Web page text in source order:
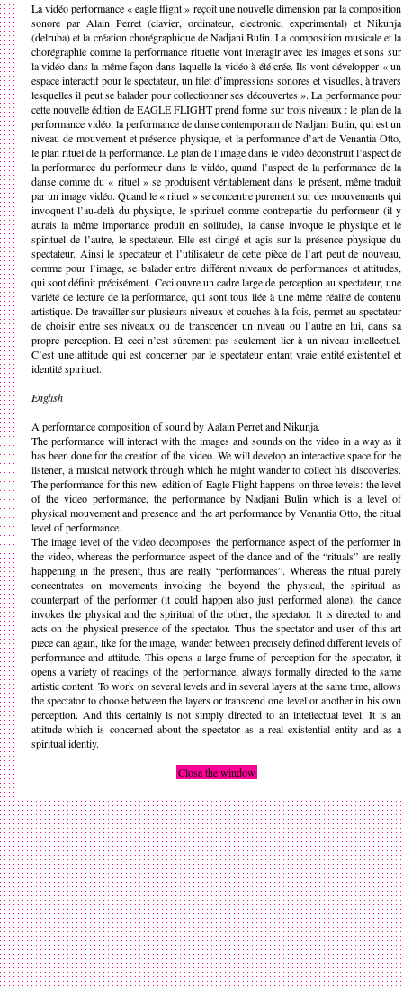
La vidéo performance « eagle flight » reçoit une nouvelle dimension par la composition
sonore par Alain Perret (clavier, ordinateur, electronic, experimental) et Nikunja
(delruba) et la création chorégraphique de Nadjani Bulin. La composition musicale et la
chorégraphie comme la performance rituelle vont interagir avec les images et sons sur
la vidéo dans la même façon dans laquelle la vidéo à été crée. Ils vont développer « un
espace interactif pour le spectateur, un filet d’impressions sonores et visuelles, à travers
lesquelles il peut se balader pour collectionner ses découvertes ». La performance pour
cette nouvelle édition de EAGLE FLIGHT prend forme sur trois niveaux : le plan de la
performance vidéo, la performance de danse contemporain de Nadjani Bulin, qui est un
niveau de mouvement et présence physique, et la performance d’art de Venantia Otto,
le plan rituel de la performance. Le plan de l’image dans le vidéo déconstruit l’aspect de
la performance du performeur dans le vidéo, quand l’aspect de la performance de la
danse comme du « rituel » se produisent véritablement dans le présent, même traduit
par un image vidéo. Quand le « rituel » se concentre purement sur des mouvements qui
invoquent l’au-delà du physique, le spirituel comme contrepartie du performeur (il y
aurais la même importance produit en solitude), la danse invoque le physique et le
spirituel de l’autre, le spectateur. Elle est dirigé et agis sur la présence physique du
spectateur. Ainsi le spectateur et l’utilisateur de cette pièce de l’art peut de nouveau,
comme pour l’image, se balader entre différent niveaux de performances et attitudes,
qui sont définit précisément. Ceci ouvre un cadre large de perception au spectateur, une
variété de lecture de la performance, qui sont tous liée à une même réalité de contenu
artistique. De travailler sur plusieurs niveaux et couches à la fois, permet au spectateur
de choisir entre ses niveaux ou de transcender un niveau ou l’autre en lui, dans sa
propre perception. Et ceci n’est sûrement pas seulement lier à un niveau intellectuel.
C’est une attitude qui est concerner par le spectateur entant vraie entité existentiel et
identité spirituel.
English
A performance composition of sound by Aalain Perret and Nikunja.
The performance will interact with the images and sounds on the video in a way as it
has been done for the creation of the video. We will develop an interactive space for the
listener, a musical network through which he might wander to collect his discoveries.
The performance for this new edition of Eagle Flight happens on three levels: the level
of the video performance, the performance by Nadjani Bulin which is a level of
physical mouvement and presence and the art performance by Venantia Otto, the ritual
level of performance.
The image level of the video decomposes the performance aspect of the performer in
the video, whereas the performance aspect of the dance and of the “rituals” are really
happening in the present, thus are really “performances”. Whereas the ritual purely
concentrates on movements invoking the beyond the physical, the spiritual as
counterpart of the performer (it could happen also just performed alone), the dance
invokes the physical and the spiritual of the other, the spectator. It is directed to and
acts on the physical presence of the spectator. Thus the spectator and user of this art
piece can again, like for the image, wander between precisely defined different levels of
performance and attitude. This opens a large frame of perception for the spectator, it
opens a variety of readings of the performance, always formally directed to the same
artistic content. To work on several levels and in several layers at the same time, allows
the spectator to choose between the layers or transcend one level or another in his own
perception. And this certainly is not simply directed to an intellectual level. It is an
attitude which is concerned about the spectator as a real existential entity and as a
spiritual identiy.
Close the window